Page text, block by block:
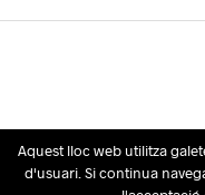
© Mercatalà - Disseny i
Avís
Aquest lloc web utilitza
d'usuari. Si continua